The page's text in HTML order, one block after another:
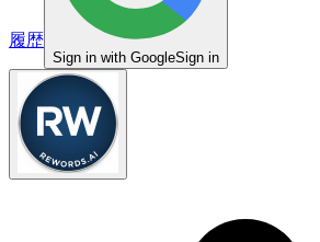
履歴
Sign in with GoogleSign in